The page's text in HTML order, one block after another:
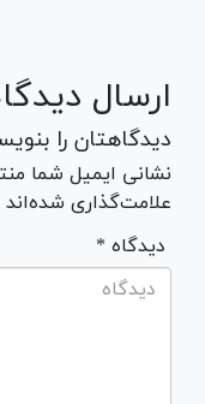
ارسال
دیدگاهتان را
نشانی ایمیل شما
علامت‌گذاری
* دیدگاه